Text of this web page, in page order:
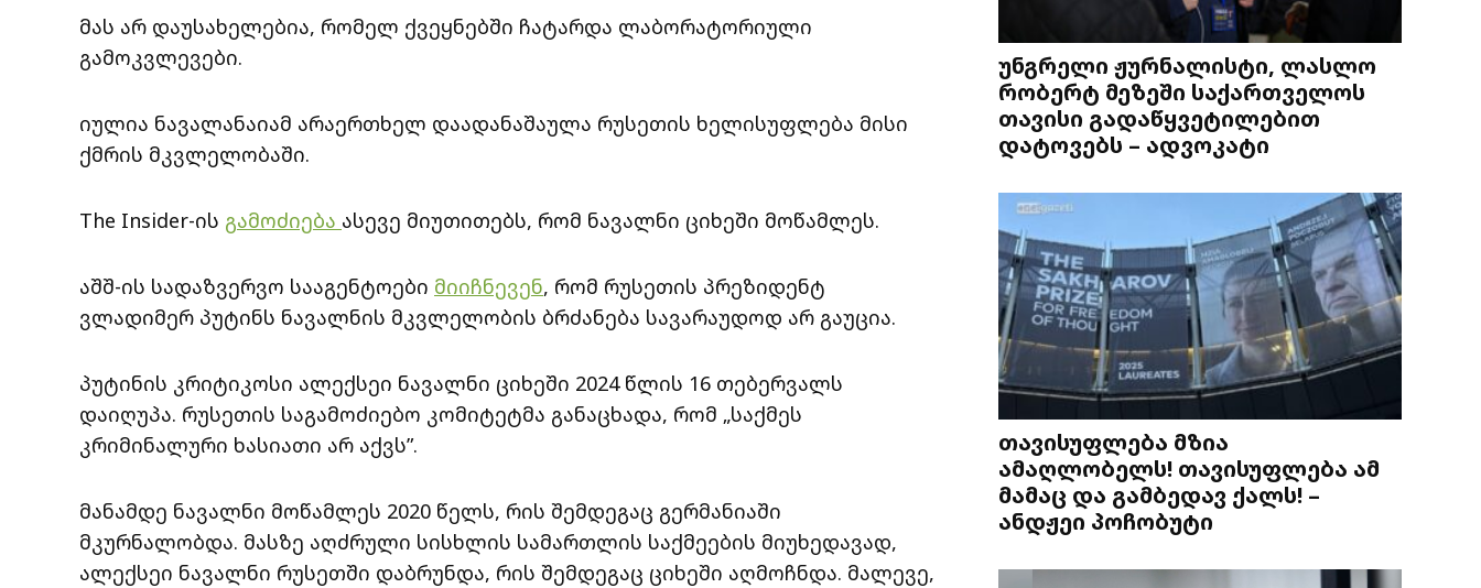
მას არ დაუსახელებია, რომელ ქვეყნებში ჩატარდა ლაბორატორიული
გამოკვლევები.
იულია ნავალანაიამ არაერთხელ დაადანაშაულა რუსეთის ხელისუფლება მისი
ქმრის მკვლელობაში.
The Insider-ის გამოძიება ასევე მიუთითებს, რომ ნავალნი ციხეში მოწამლეს.
აშშ-ის სადაზვერვო სააგენტოები მიიჩნევენ, რომ რუსეთის პრეზიდენტ
ვლადიმერ პუტინს ნავალნის მკვლელობის ბრძანება სავარაუდოდ არ გაუცია.
პუტინის კრიტიკოსი ალექსეი ნავალნი ციხეში 2024 წლის 16 თებერვალს
დაიღუპა. რუსეთის საგამოძიებო კომიტეტმა განაცხადა, რომ „საქმეს
კრიმინალური ხასიათი არ აქვს”.
მანამდე ნავალნი მოწამლეს 2020 წელს, რის შემდეგაც გერმანიაში
მკურნალობდა. მასზე აღძრული სისხლის სამართლის საქმეების მიუხედავად,
ალექსეი ნავალნი რუსეთში დაბრუნდა, რის შემდეგაც ციხეში აღმოჩნდა. მალევე,
უნგრელი ჟურნალისტი, ლასლო
რობერტ მეზეში საქართველოს
თავისი გადაწყვეტილებით
დატოვებს – ადვოკატი
თავისუფლება მზია
ამაღლობელს! თავისუფლება ამ
მამაც და გამბედავ ქალს! –
ანდჟეი პოჩობუტი